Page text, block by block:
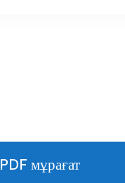
PDF мұрағат